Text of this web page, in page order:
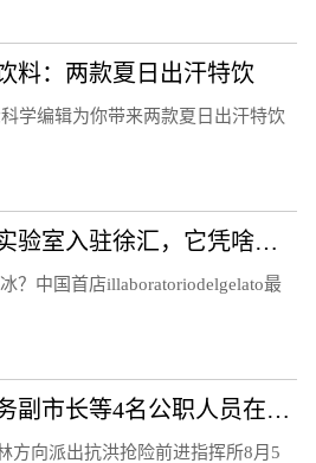
料：两款夏日出汗特饮
学编辑为你带来两款夏日出汗特饮
风靡纽约的冰淇淋实验室入驻徐汇，它凭啥俘获“中国胃”？
？中国首店illaboratoriodelgelato最
河南你早丨舒兰常务副市长等4名公职人员在抗洪抢险中失联；山东平原县发生5.5级地震；河南开打国产带状疱疹疫苗
方向派出抗洪抢险前进指挥所8月5